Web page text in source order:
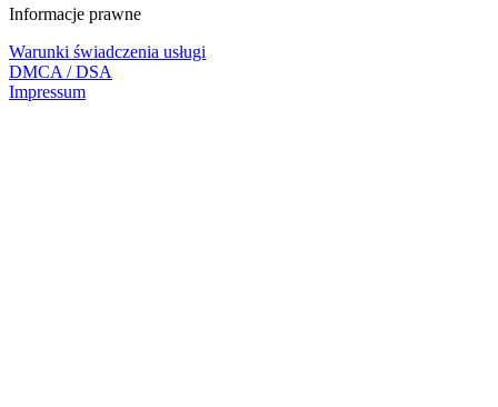
Informacje prawne
Warunki świadczenia usługi
DMCA / DSA
Impressum